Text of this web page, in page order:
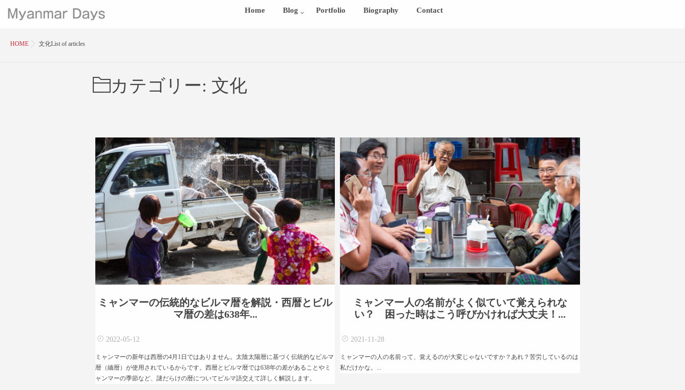
Home Blog Portfolio Biography Contact
HOME 文化List of articles
カテゴリー: 文化
ミャンマーの伝統的なビルマ暦を解説・西暦とビル
マ暦の差は638年...
2022-05-12
ミャンマーの新年は西暦の4月1日ではありません。太陰太陽暦に基づく伝統的なビルマ
暦（緬暦）が使用されているからです。西暦とビルマ暦では638年の差があることやミ
ャンマーの季節など、謎だらけの暦についてビルマ語交えて詳しく解説します。
ミャンマー人の名前がよく似ていて覚えられな
い？ 困った時はこう呼びかければ大丈夫！...
2021-11-28
ミャンマーの人の名前って、覚えるのが大変じゃないですか？あれ？苦労しているのは
私だけかな。...